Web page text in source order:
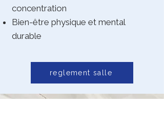
concentration
Bien-être physique et mental
durable
reglement salle